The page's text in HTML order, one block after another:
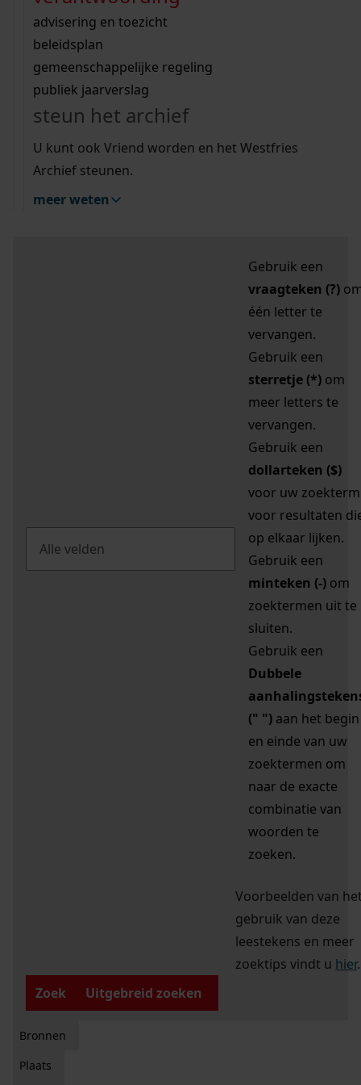
bouwvergunningen
omgevingsvergunningen
vergunningen
beeld en geluid
uitleg nodig?
Wij helpen u op weg met een aantal zoektips.
bekijk alle zoektips
Wij helpen u op weg met een aantal zoektips.
bekijk alle zoektips
bekijk ons geschiedenislokaal
advisering en toezicht
beleidsplan
gemeenschappelijke regeling
publiek jaarverslag
steun het archief
U kunt ook Vriend worden en het Westfries
Archief steunen.
meer weten
zoektips
Mijn Studiezaal (inloggen)
uw zoekopdracht te
Gebruik een
vraagteken (?)
één letter te
vervangen.
Gebruik een
sterretje (*) om
meer letters te
vervangen.
Gebruik een
dollarteken ($)
voor uw zoekterm
voor resultaten
op elkaar lijken.
Gebruik een
minteken (-) om
zoektermen uit te
sluiten.
Gebruik een
Dubbele
(" ") aan het begin
en einde van uw
zoektermen om
naar de exacte
combinatie van
woorden te
zoeken.
Voorbeelden van
gebruik van deze
leestekens en meer
zoektips vindt u hier.
Zoek
Uitgebreid zoeken
Bronnen
Plaats